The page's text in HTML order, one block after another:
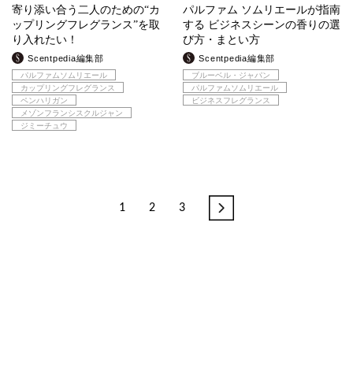
寄り添い合う二人のための“カ
ップリングフレグランス”を取
り入れたい！
Scentpedia編集部
パルファムソムリエール
カップリングフレグランス
ペンハリガン
メゾンフランシスクルジャン
ジミーチュウ
パルファム ソムリエールが指南
する ビジネスシーンの香りの選
び方・まとい方
Scentpedia編集部
ブルーベル・ジャパン
パルファムソムリエール
ビジネスフレグランス
1 2 3